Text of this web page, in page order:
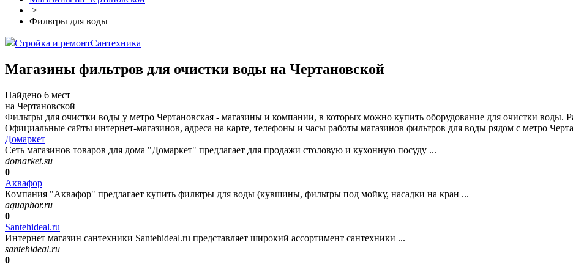
>
Фильтры для воды
Стройка и ремонтСантехника
Магазины фильтров для очистки воды на Чертановской
Найдено 6 мест
на Чертановской
Фильтры для очистки воды у метро Чертановская - магазины и компании, в которых можно купить оборудование для очистки
Официальные сайты интернет-магазинов, адреса на карте, телефоны и часы работы магазинов фильтров для воды рядом с метро
Домаркет
Сеть магазинов товаров для дома "Домаркет" предлагает для продажи столовую и кухонную посуду ...
domarket.su
0
Аквафор
Компания "Аквафор" предлагает купить фильтры для воды (кувшины, фильтры под мойку, насадки на кран ...
aquaphor.ru
0
Santehideal.ru
Интернет магазин сантехники Santehideal.ru представляет широкий ассортимент сантехники ...
santehideal.ru
0